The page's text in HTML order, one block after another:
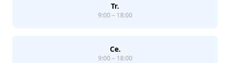
Tr.
9:00 – 18:00
Ce.
9:00 – 18:00